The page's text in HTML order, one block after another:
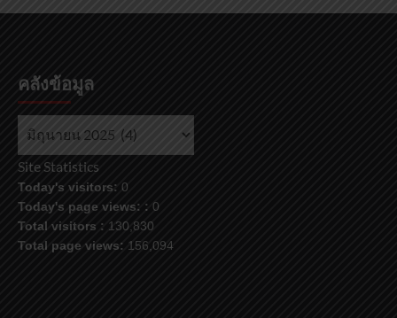
คลังข้อมูล
คลัง
ข้อมูล
Site Statistics
Today's visitors: 0
Today's page views: : 0
Total visitors : 130,830
Total page views: 156,094